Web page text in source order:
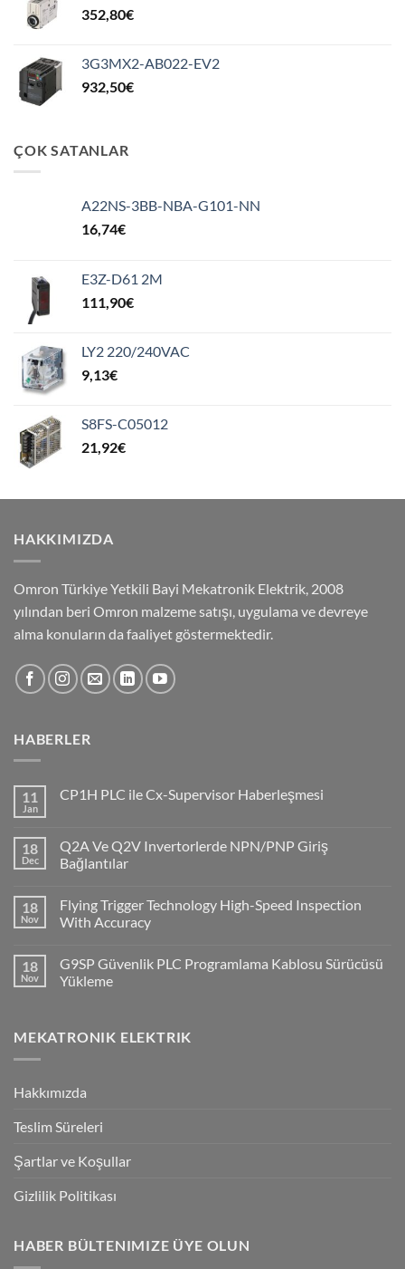
352,80€
3G3MX2-AB022-EV2
932,50€
ÇOK SATANLAR
A22NS-3BB-NBA-G101-NN
16,74€
E3Z-D61 2M
111,90€
LY2 220/240VAC
9,13€
S8FS-C05012
21,92€
HAKKIMIZDA
Omron Türkiye Yetkili Bayi Mekatronik Elektrik, 2008
yılından beri Omron malzeme satışı, uygulama ve devreye
alma konuların da faaliyet göstermektedir.
HABERLER
11
Jan
CP1H PLC ile Cx-Supervisor Haberleşmesi
CP1H
PLC
ile
Haberleşmesi
18
Dec
Q2A Ve Q2V Invertorlerde NPN/PNP Giriş
Bağlantılar
on
Q2A
Ve
NPN/PNP
Giriş
Bağlantılar
18
Nov
Flying Trigger Technology High-Speed Inspection
With Accuracy
on
Flying
Trigger
Inspection
With
18
Nov
G9SP Güvenlik PLC Programlama Kablosu Sürücüsü
Yükleme
G9SP
Güvenlik
Sürücüsü
MEKATRONIK ELEKTRIK
Hakkımızda
Teslim Süreleri
Şartlar ve Koşullar
Gizlilik Politikası
HABER BÜLTENIMIZE ÜYE OLUN